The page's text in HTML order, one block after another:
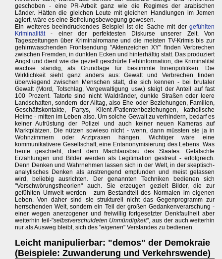
geschoben - eine PR-Arbeit ganz wie die Regimes der arabischen
Länder. Hätten die gleichen Leute mit gleichen Handlungen im Jemen
agiert, wäre es eine Befreiungsbewegung gewesen.
Ein weiteres beeindruckendes Beispiel ist die Sache mit dergefühlten
Kriminalität- einer der perfektesten Diskurse unserer Zeit. Von
Tageszeitungen über Kriminalromane und die meisten TV-Krimis bis zur
gehirnwaschenden Frontsendung "Aktenzeichen XY" finden Verbrechen
zwischen Fremden, in dunklen Ecken und hinterhältig statt. Das produziert
Angst und dient wie die gezielt geschürte Fehlinformation, die Kriminalität
wachse ständig, als Grundlage für bestimmte Innenpolitiken. Die
Wirklichkeit sieht ganz anders aus: Gewalt und Verbrechen finden
überwiegend zwischen Menschen statt, die sich kennen - bei brutaler
Gewalt (Mord, Totschlag, Vergewaltigung usw.) steigt der Anteil auf fast
100 Prozent. Tatorte sind nicht Waldränder, dunkle Straßen oder leere
Landschaften, sondern der Alltag, also Ehe oder Beziehungen, Familien,
Geschäftskontakte, Partys, Klient-/Patientenbeziehungen, katholische
Heime - mitten im Leben also. Um solche Gewalt zu verhindern, bedarf es
keiner Aufrüstung der Polizei und auch keiner neuen Kameras auf
Marktplätzen. Die nützen sowieso nicht - wenn, dann müssten sie ja in
Wohnzimmern oder Arztpraxen hängen. Wichtiger wäre eine
kommunikativere Gesellschaft, eine Entanonymisierung des Lebens. Was
heute geschieht, dient dem Machtausbau des Staates. Gefälschte
Erzählungen und Bilder werden als Legitimation gestreut - erfolgreich.
Denn Denken und Wahrnehmen lassen sich in der Welt, in der skeptisch-
analytisches Denken als anstrengend empfunden und meist gelassen
wird, beliebig ausrichten. Der genannten Techniken bedienen sich
"Verschwörungstheorien" auch. Sie erzeugen gezielt Bilder, die zur
gefühlten Umwelt werden - zum Bestandteil des Normalen im eigenen
Leben. Von daher sind sie strukturell nicht das Gegenprogramm zur
herrschenden Welt, sondern ein Teil der großen Gedankenverarschung -
einer wegen anerzogener und freiwillig fortgesetzter Denkfaulheit aber
weiterhin teil-"selbstverschuldeten Unmündigkeit", aus der auch weiterhin
nur als Ausweg bleibt, sich des "eigenen" Verstandes zu bedienen.
Leicht manipulierbar: "demos" der Demokraie
(Beispiele: Zuwanderung und Verkehrswende)